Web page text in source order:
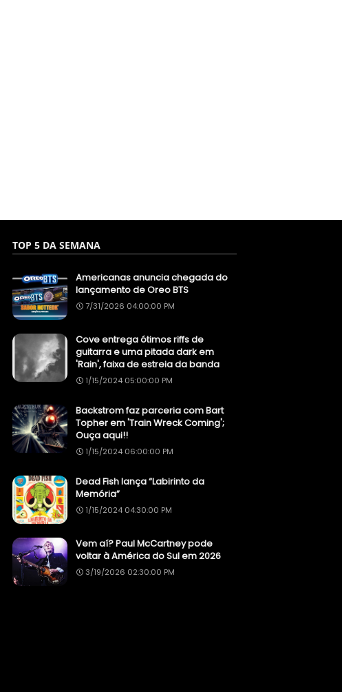
TOP 5 DA SEMANA
Americanas anuncia chegada do
lançamento de Oreo BTS
7/31/2026 04:00:00 PM
Cove entrega ótimos riffs de
guitarra e uma pitada dark em
'Rain', faixa de estreia da banda
1/15/2024 05:00:00 PM
Backstrom faz parceria com Bart
Topher em 'Train Wreck Coming';
Ouça aqui!!
1/15/2024 06:00:00 PM
Dead Fish lança “Labirinto da
Memória”
1/15/2024 04:30:00 PM
Vem aí? Paul McCartney pode
voltar à América do Sul em 2026
3/19/2026 02:30:00 PM